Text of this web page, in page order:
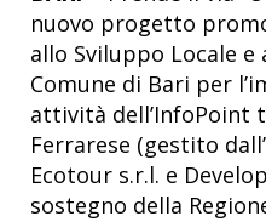
nuovo progetto
allo Sviluppo Locale e
Comune di Bari per
attività dell’InfoPoint
Ferrarese (gestito
Ecotour s.r.l. e
sostegno della